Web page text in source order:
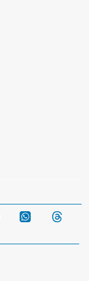
Telegram WhatsApp